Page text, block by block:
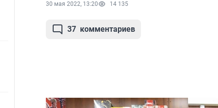
30 мая 2022, 13:20 14 135
37 комментариев